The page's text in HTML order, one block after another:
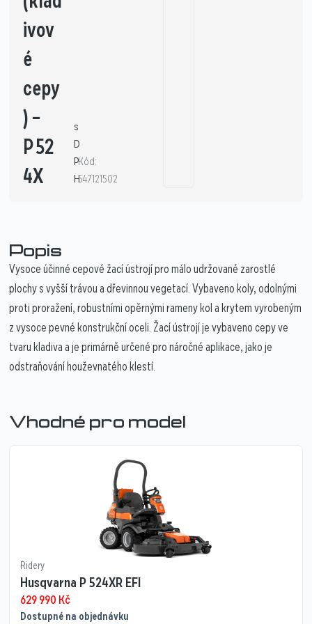
ivov
é
cepy
) –
P 52
4X
s
D
P
H
Kód:
547121502
Popis
Vysoce účinné cepové žací ústrojí pro málo udržované zarostlé
plochy s vyšší trávou a dřevinnou vegetací. Vybaveno koly, odolnými
proti proražení, robustními opěrnými rameny kol a krytem vyrobeným
z vysoce pevné konstrukční oceli. Žací ústrojí je vybaveno cepy ve
tvaru kladiva a je primárně určené pro náročné aplikace, jako je
odstraňování houževnatého klestí.
Vhodné pro model
Ridery
Husqvarna P 524XR EFI
629 990 Kč
Dostupné na objednávku